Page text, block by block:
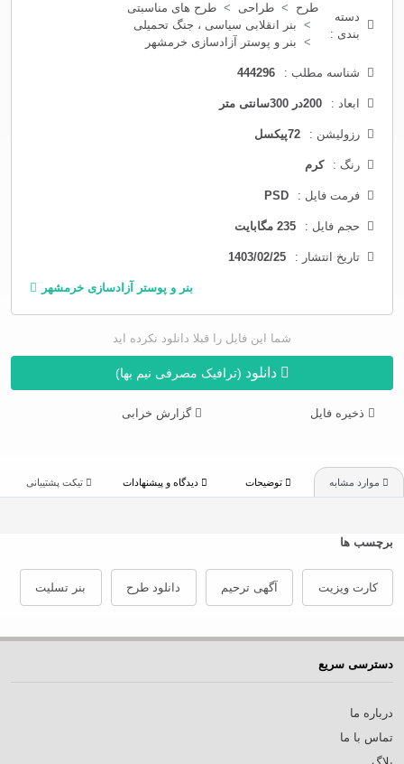
دسته
بندی :
طرح طراحی
طرح های مناسبتی
بنر انقلابی سیاسی ، جنگ تحمیلی
بنر و پوستر آزادسازی خرمشهر
شناسه مطلب : 444296
ابعاد : 200در 300سانتی متر
رزولیشن : 72پیکسل
رنگ : کرم
فرمت فایل : PSD
حجم فایل : 235 مگابایت
تاریخ انتشار : 1403/02/25
بنر و پوستر آزادسازی خرمشهر
شما این فایل را قبلا دانلود نکرده اید
دانلود (ترافیک مصرفی نیم بها)
ذخیره فایل گزارش خرابی
توضیحات تیکت پشتیبانی
برچسب ها
کارت ویزیت آگهی ترحیم دانلود طرح بنر تسلیت
دسترسی سریع
درباره ما
تماس با ما